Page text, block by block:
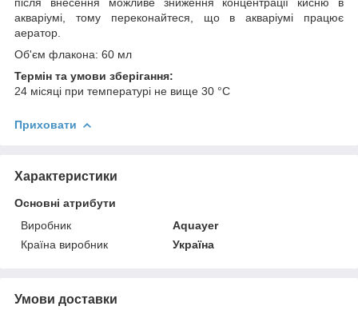
акваріумі, тому переконайтеся, що в акваріумі працює
аератор.
Об'єм флакона: 60 мл
Термін та умови зберігання:
24 місяці при температурі не вище 30 °С
Приховати
Характеристики
Основні атрибути
Виробник
Aquayer
Країна виробник
Україна
Умови доставки